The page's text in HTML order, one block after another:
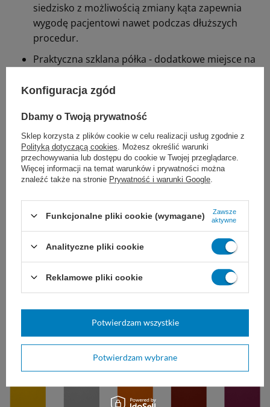
siedzisko z możliwością zmiany kąta zapewnia
wygodę pacjentowi nawet podczas dłuższych
procedur.
Praktyczna szklana półka - dodatkowe miejsce na
zabiegowe usprawnia organizację pracy.
Ergonomia i łatwość obsługi - prosta regulacja i
stabilna konstrukcja podnoszą efektywność pracy
personelu medycznego i minimalizują czas
przygotowania stanowiska do zabiegu.
Dopuszczalne obciążenie fotela wynosi 120 kg.
Dostępne kolory obić:
Zamawiając meble prosimy o podanie koloru obicia w
Konfiguracja zgód
Dbamy o Twoją prywatność
Sklep korzysta z plików cookie w celu realizacji usług zgodnie z
Polityką dotyczącą cookies . Możesz określić warunki
przechowywania lub dostępu do cookie w Twojej przeglądarce.
Więcej informacji na temat warunków i prywatności można
znaleźć także na stronie Prywatność i warunki Google
Funkcjonalne pliki cookie (wymagane)
Zawsze
aktywne
Analityczne pliki cookie
Reklamowe pliki cookie
Potwierdzam wybrane
Potwierdzam wszystkie